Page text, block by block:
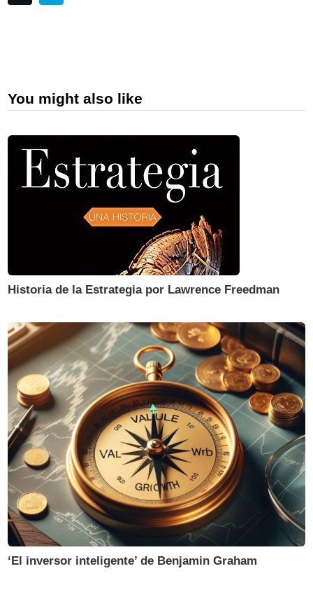
You might also like
Historia de la Estrategia por Lawrence Freedman
‘El inversor inteligente’ de Benjamin Graham